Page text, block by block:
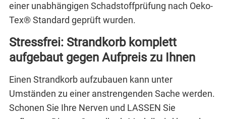
einer unabhängigen Schadstoffprüfung nach Oeko-
Tex® Standard geprüft wurden.
Stressfrei: Strandkorb komplett
aufgebaut gegen Aufpreis zu Ihnen
Einen Strandkorb aufzubauen kann unter
Umständen zu einer anstrengenden Sache werden.
Schonen Sie Ihre Nerven und LASSEN Sie